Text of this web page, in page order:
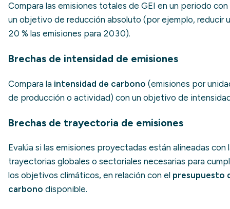
Compara las emisiones totales de GEI en un periodo con
un objetivo de reducción absoluto (por ejemplo, reducir
20 % las emisiones para 2030).
Brechas de intensidad de emisiones
Compara la intensidad de carbono (emisiones por
de producción o actividad) con un objetivo de
Brechas de trayectoria de emisiones
Evalúa si las emisiones proyectadas están alineadas con
trayectorias globales o sectoriales necesarias para
los objetivos climáticos, en relación con el presupuesto
carbono disponible.